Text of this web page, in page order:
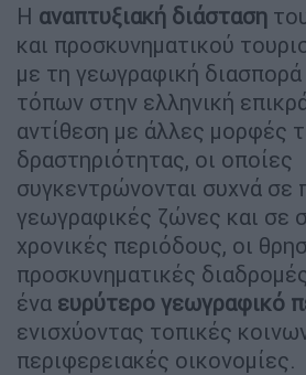
Η αναπτυξιακή διάσταση
και προσκυνηματικού
με τη γεωγραφική
τόπων στην ελληνική
αντίθεση με άλλες μορφές
δραστηριότητας, οι οποίες
συγκεντρώνονται συχνά σε
γεωγραφικές ζώνες και σε
χρονικές περιόδους, οι
προσκυνηματικές
ένα ευρύτερο γεωγραφικό
ενισχύοντας τοπικές
περιφερειακές οικονομίες.